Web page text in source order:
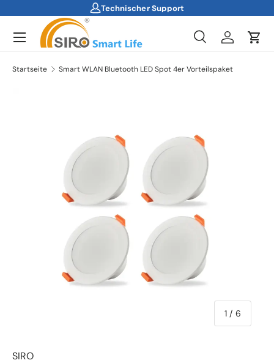
Direkt zum Inhalt
Technischer Support
Suchen
SucheEinloggen
Menü
Startseite Smart WLAN Bluetooth LED Spot 4er Vorteilspaket
1 / von
6
SIRO